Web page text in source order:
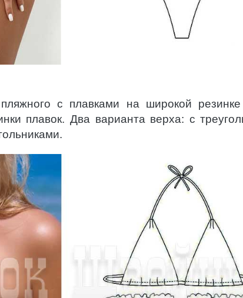
с плавками на широкой
плавок. Два варианта верха: с